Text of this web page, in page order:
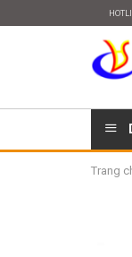
Trang